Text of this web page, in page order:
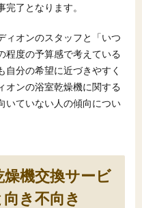
了となります。
ィオンのスタッフと「いつ
程度の予算感で考えている
分の希望に近づきやすく
オンの浴室乾燥機に関する
いていない人の傾向につい
機交換サービ
き不向き